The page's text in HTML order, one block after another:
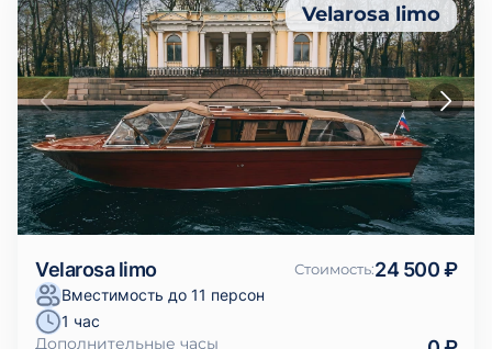
Velarosa limo
Velarosa limo Стоимость:24 500 ₽
Вместимость до 11 персон
1 час
Дополнительные часы